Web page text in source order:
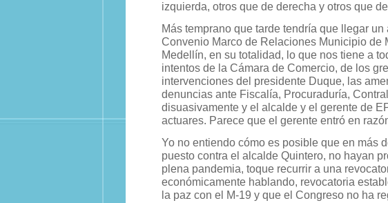
izquierda, otros que de derecha y otros que
Más temprano que tarde tendría que llegar
Convenio Marco de Relaciones Municipio de
Medellín, en su totalidad, lo que nos tiene a
intentos de la Cámara de Comercio, de los
intervenciones del presidente Duque, las
denuncias ante Fiscalía, Procuraduría,
disuasivamente y el alcalde y el gerente de
actuares. Parece que el gerente entró en
Yo no entiendo cómo es posible que en más
puesto contra el alcalde Quintero, no hayan
plena pandemia, toque recurrir a una
económicamente hablando, revocatoria
la paz con el M-19 y que el Congreso no ha